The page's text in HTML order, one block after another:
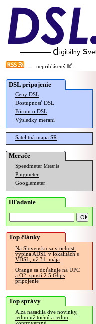
neprihlásený
DSL pripojenie
Ceny DSL
Dostupnosť DSL
Fórum o DSL
Výsledky meraní
Satelitná mapa SR
Merače
Speedmeter Merania
Pingmeter
Googlemeter
Hľadanie
Top články
Na Slovensku sa v tichosti
vypína ADSL v lokalitách s
VDSL, už 31. mája
Orange sa doťahuje na UPC
a O2, spustí 2.5 Gbps
pripojenie
Top správy
Alza nasadila dve novinky,
jednu užitočnú a jednu